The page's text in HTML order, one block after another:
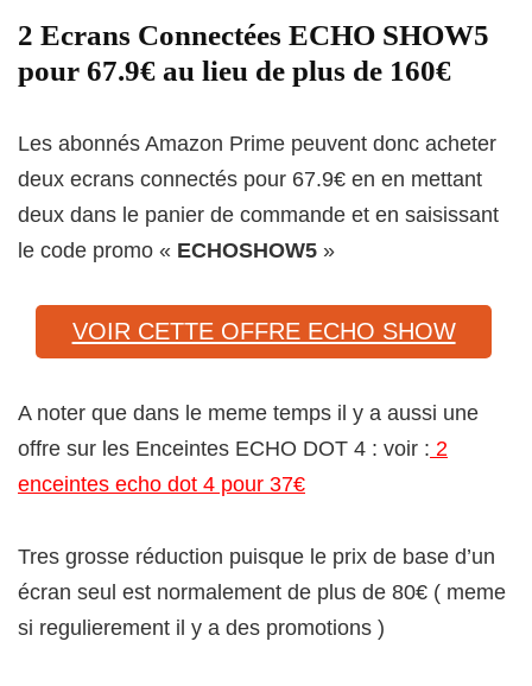
2 Ecrans Connectées ECHO SHOW5
pour 67.9€ au lieu de plus de 160€
Les abonnés Amazon Prime peuvent donc acheter
deux ecrans connectés pour 67.9€ en en mettant
deux dans le panier de commande et en saisissant
le code promo « ECHOSHOW5 »
VOIR CETTE OFFRE ECHO SHOW
A noter que dans le meme temps il y a aussi une
offre sur les Enceintes ECHO DOT 4 : voir : 2
enceintes echo dot 4 pour 37€
Tres grosse réduction puisque le prix de base d’un
écran seul est normalement de plus de 80€ ( meme
si regulierement il y a des promotions )